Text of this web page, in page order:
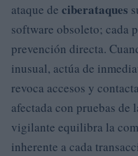
ataque de ciberataques
software obsoleto; cada
prevención directa.
inusual, actúa de
revoca accesos y
afectada con pruebas
vigilante equilibra la
inherente a cada